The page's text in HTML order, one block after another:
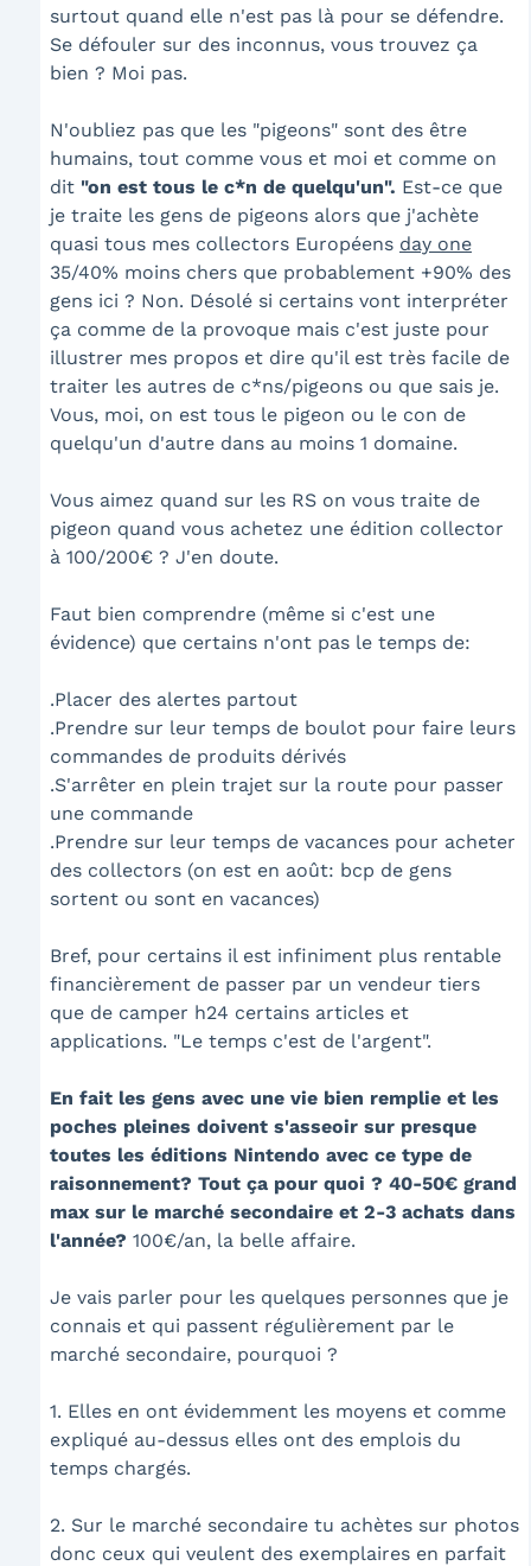
surtout quand elle n'est pas là pour se défendre.
Se défouler sur des inconnus, vous trouvez ça
bien ? Moi pas.
N'oubliez pas que les "pigeons" sont des être
humains, tout comme vous et moi et comme on
dit "on est tous le c*n de quelqu'un". Est-ce que
je traite les gens de pigeons alors que j'achète
quasi tous mes collectors Européens day one
35/40% moins chers que probablement +90% des
gens ici ? Non. Désolé si certains vont interpréter
ça comme de la provoque mais c'est juste pour
illustrer mes propos et dire qu'il est très facile de
traiter les autres de c*ns/pigeons ou que sais je.
Vous, moi, on est tous le pigeon ou le con de
quelqu'un d'autre dans au moins 1 domaine.
Vous aimez quand sur les RS on vous traite de
pigeon quand vous achetez une édition collector
à 100/200€ ? J'en doute.
Faut bien comprendre (même si c'est une
évidence) que certains n'ont pas le temps de:
.Placer des alertes partout
.Prendre sur leur temps de boulot pour faire leurs
commandes de produits dérivés
.S'arrêter en plein trajet sur la route pour passer
une commande
.Prendre sur leur temps de vacances pour acheter
des collectors (on est en août: bcp de gens
sortent ou sont en vacances)
Bref, pour certains il est infiniment plus rentable
financièrement de passer par un vendeur tiers
que de camper h24 certains articles et
applications. "Le temps c'est de l'argent".
En fait les gens avec une vie bien remplie et les
poches pleines doivent s'asseoir sur presque
toutes les éditions Nintendo avec ce type de
raisonnement? Tout ça pour quoi ? 40-50€ grand
max sur le marché secondaire et 2-3 achats dans
l'année? 100€/an, la belle affaire.
Je vais parler pour les quelques personnes que je
connais et qui passent régulièrement par le
marché secondaire, pourquoi ?
1. Elles en ont évidemment les moyens et comme
expliqué au-dessus elles ont des emplois du
temps chargés.
2. Sur le marché secondaire tu achètes sur photos
donc ceux qui veulent des exemplaires en parfait